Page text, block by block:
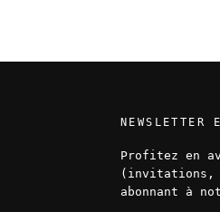
NEWSLETTER
Profitez en
(invitations,
abonnant à